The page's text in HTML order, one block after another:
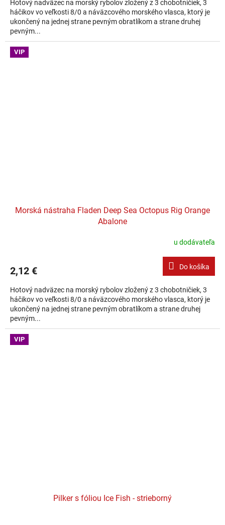
Hotový nadväzec na morský rybolov zložený z 3 chobotničiek, 3
háčikov vo veľkosti 8/0 a náväzcového morského vlasca, ktorý je
ukončený na jednej strane pevným obratlíkom a strane druhej
pevným...
VIP
Morská nástraha Fladen Deep Sea Octopus Rig Orange
Abalone
u dodávateľa
2,12 € Do košíka
Hotový nadväzec na morský rybolov zložený z 3 chobotničiek, 3
háčikov vo veľkosti 8/0 a náväzcového morského vlasca, ktorý je
ukončený na jednej strane pevným obratlíkom a strane druhej
pevným...
VIP
Pilker s fóliou Ice Fish - strieborný